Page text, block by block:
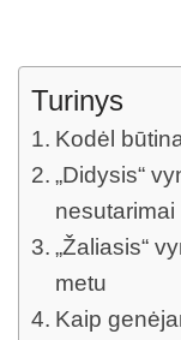
Turinys
Kodėl
„Didysis“
„Žaliasis“
metu
Kaip